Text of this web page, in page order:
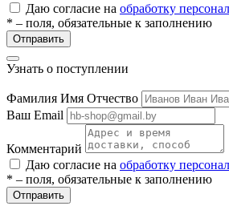
Даю согласие на обработку
* – поля, обязательные к заполнению
Отправить
Узнать о поступлении
Фамилия Имя Отчество
Ваш Email
Комментарий
Даю согласие на обработку
* – поля, обязательные к заполнению
Отправить